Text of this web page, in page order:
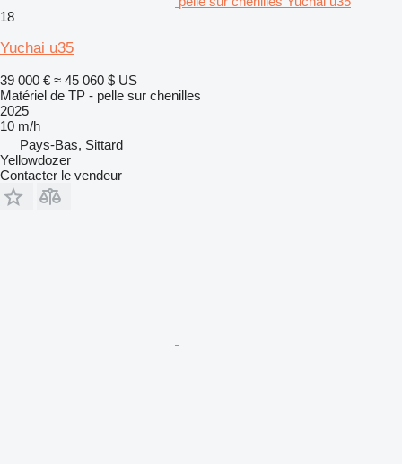
18
Yuchai u35
39 000 € ≈ 45 060 $ US
Matériel de TP - pelle sur chenilles
2025
10 m/h
Pays-Bas, Sittard
Yellowdozer
Contacter le vendeur